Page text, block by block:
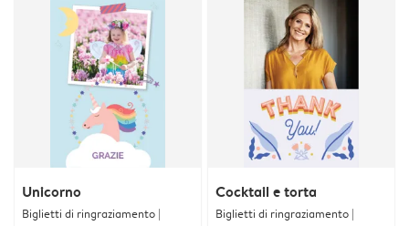
Unicorno
Biglietti di ringraziamento |
Cocktail e torta
Biglietti di ringraziamento |